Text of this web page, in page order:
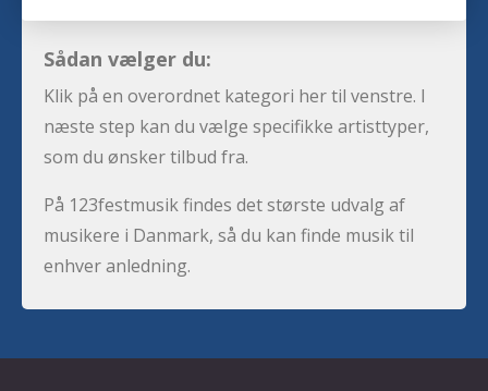
Sådan vælger du:
Klik på en overordnet kategori her til venstre. I
næste step kan du vælge specifikke artisttyper,
som du ønsker tilbud fra.
På 123festmusik findes det største udvalg af
musikere i Danmark, så du kan finde musik til
enhver anledning.